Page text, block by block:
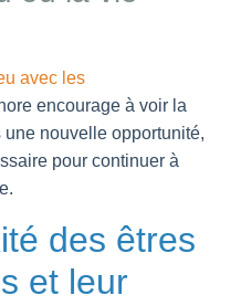
avec les
encourage à voir la
nouvelle opportunité,
pour continuer à
des êtres
et leur